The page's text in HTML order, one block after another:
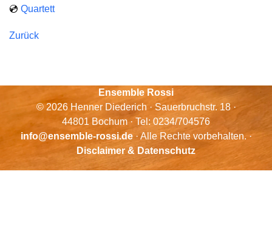
💿 Quartett
Zurück
Ensemble Rossi
© 2026 Henner Diederich · Sauerbruchstr. 18 ·
44801 Bochum · Tel: 0234/704576
info@ensemble-rossi.de· Alle Rechte vorbehalten. ·
Disclaimer & Datenschutz